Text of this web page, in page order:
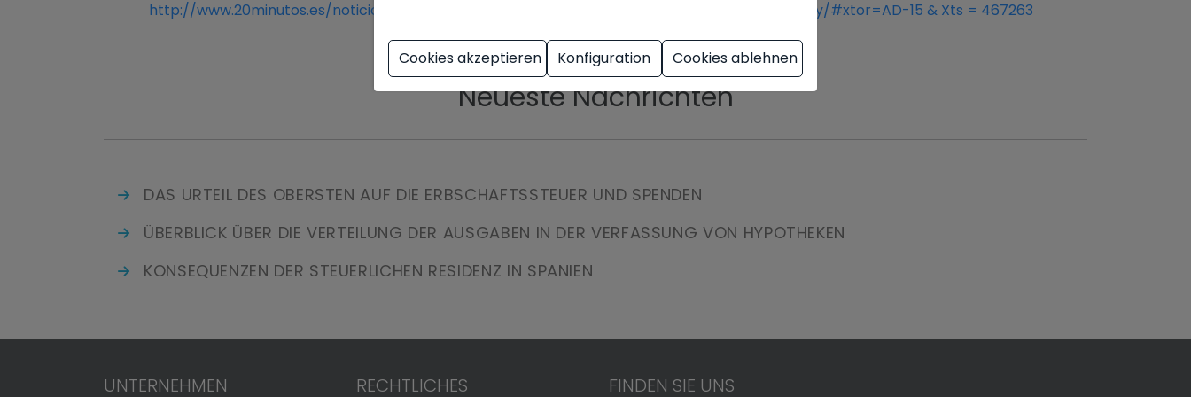
http://www.20minutos.es/noticia/2653543/0/pedro-sanchez/aceptaria-gobierno/encargo-rey/#xtor=AD-15 & Xts = 467263
Neueste Nachrichten
DAS URTEIL DES OBERSTEN AUF DIE ERBSCHAFTSSTEUER UND SPENDEN
ÜBERBLICK ÜBER DIE VERTEILUNG DER AUSGABEN IN DER VERFASSUNG VON HYPOTHEKEN
KONSEQUENZEN DER STEUERLICHEN RESIDENZ IN SPANIEN
UNTERNEHMEN RECHTLICHES FINDEN SIE UNS
Cookies akzeptieren Konfiguration Cookies ablehnen